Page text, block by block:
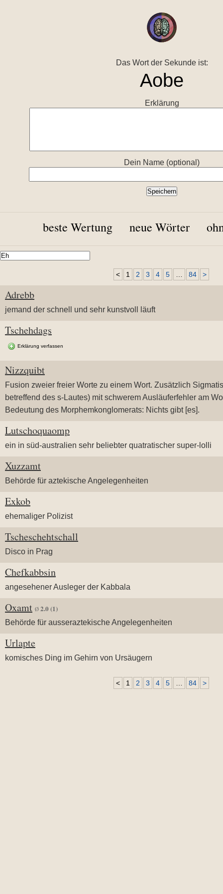
Das Wort der Sekunde ist:
Erklärung
Dein Name (optional)
beste Wertung neue Wörter
< 1 2 3 4 5 84 >
Adrebb
jemand der schnell und sehr kunstvoll läuft
Tschehdags
Erklärung verfassen
Nizzquibt
Fusion zweier freier Worte zu einem Wort. Zusätzlich
betreffend des s-Lautes) mit schwerem Ausläuferfehler am
Bedeutung des Morphemkonglomerats: Nichts gibt [es].
Lutschoquaomp
ein in süd-australien sehr beliebter quatratischer super-lolli
Xuzzamt
Behörde für aztekische Angelegenheiten
Exkob
ehemaliger Polizist
Tscheschehtschall
Disco in Prag
Chefkabbsin
angesehener Ausleger der Kabbala
Oxamt Ø 2.0(1)
Behörde für ausseraztekische Angelegenheiten
Urlapte
komisches Ding im Gehirn von Ursäugern
< 1 2 3 4 5 84 >